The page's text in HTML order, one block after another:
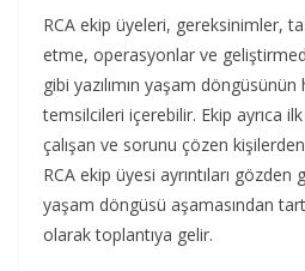
RCA ekip üyeleri, gereksinimler,
etme, operasyonlar ve
gibi yazılımın yaşam
temsilcileri içerebilir. Ekip ayrıca
çalışan ve sorunu çözen
RCA ekip üyesi ayrıntıları
yaşam döngüsü aşamasından
olarak toplantıya gelir.